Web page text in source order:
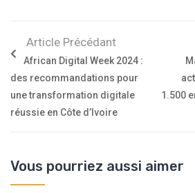
Article Précédant
African Digital Week 2024 :
des recommandations pour
une transformation digitale
réussie en Côte d’Ivoire
1.500
Vous pourriez aussi aimer